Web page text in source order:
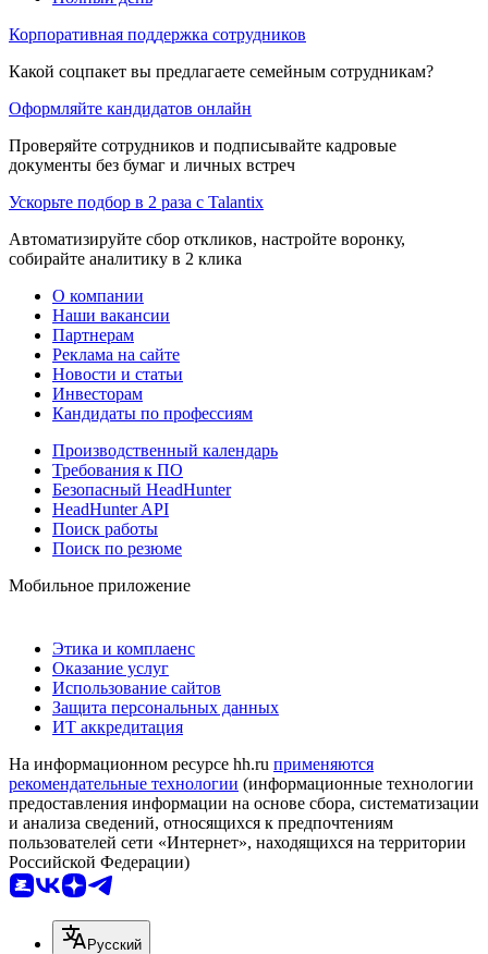
Корпоративная поддержка сотрудников
Какой соцпакет вы предлагаете семейным сотрудникам?
Оформляйте кандидатов онлайн
Проверяйте сотрудников и подписывайте кадровые
документы без бумаг и личных встреч
Ускорьте подбор в 2 раза с Talantix
Автоматизируйте сбор откликов, настройте воронку,
собирайте аналитику в 2 клика
О компании
Наши вакансии
Партнерам
Реклама на сайте
Новости и статьи
Инвесторам
Кандидаты по профессиям
Производственный календарь
Требования к ПО
Безопасный HeadHunter
HeadHunter API
Поиск работы
Поиск по резюме
Мобильное приложение
Этика и комплаенс
Оказание услуг
Использование сайтов
Защита персональных данных
ИТ аккредитация
На информационном ресурсе hh.ru применяются
рекомендательные технологии (информационные технологии
предоставления информации на основе сбора, систематизации
и анализа сведений, относящихся к предпочтениям
пользователей сети «Интернет», находящихся на территории
Российской Федерации)
Русский